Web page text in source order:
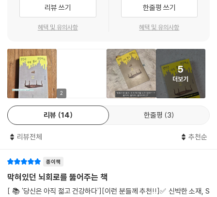
남편은 자세히 설명하는 대신 쓴웃음만 흘렸다. 다음 날 중앙 연구실 문에
‘연구자 외 출입 금지’라는 팻말이 붙었다.
아쉬운 마음이 들었으나 어쩔 수 없다고 여겼다. 나는 고등학교도 못 나온
불편했을 수도 있다. 그러나 출입 금지의 범위는 중앙 연구실로 끝나지 않
았다. 일주일도 채 지나지 않아 남편은, 참 비겁하게도, 함께 출근을 준비하
던 이른 아침에 내게 말했다. 더는 연구소에 올 필요 없다고. 101쪽, 「여름,
우리는 함께 헤엄쳤고」
“나도 내가 제정신 아니라는 거 알아요. 하지만 회사가 괜히 팀장 자리를
줬겠어요? 내 아이디어가 그만큼 좋았단 뜻이에요. 날 인정해 준 거라고
요! 자기는 잘 모르겠지만… 발모제 사업은 시장성이 굉장히 좋거든요.”
‘인섹토 델 펠로’의 뜻이 ‘머리카락 벌레’라는 걸 나는 그때 알게 되었다.
나는 어둑한 강물 속에 몸을 담그며 계속해서 벌레를 상상한다. 한여름의
수초처럼 미지근한 벌레들이 내 몸과 머리카락에 마구 얽힌다. 나는 기생
지 않는다. 사회적 인정을 향한 남편의 집착은 주인공의 희생에 기생하며
점점 커지고, 사회 속에 공고한 벌레에 대한 혐오를 자신의 상품이 이겨낼
수 있다고 과언하기까지 한다. 결국 남편은 실패하고, 주인공에게 자신의
한다. 주인공은 생을 마감해야만 했던 남편의 심리를 이해하고자 노력하
며, 동시에 그를 그리워한다. 남편을 사랑하는 만큼 그가 사랑했던 벌레까
지 사랑스럽게 느끼게 된 주인공은 남편의 흔적을 더듬기 위해 기생충의
고향인 아르헨티나로 향한다. 혐오스럽지 않은 착한 벌레들 사이에서 남편
의 사랑을 느끼기 위해.
「보석의 마음」은 멸망한 행성을 떠나 지구로 이주한 난민 곤충 외계인 자매
와 그들에게 입양된 인간 딸 ‘선아’의 이야기를 다룬다. 감정을 느낄 때마다
야 했다. 언니 외계인은 선아에게 ‘웃어주는 엄마’가 되기 위해 약을 포기하
고 이른 죽음을 맞이하지만, 남겨진 이모 외계인은 선아를 끝까지 보살피
기 위해 감정을 지우는 약을 계속 먹으며 무감 무정한 보호자가 되기를 택
한다. 어린 시절 이모의 무심함에 상처받으며 자란 선아는 성인이 되어서
- 조예은 (소설가)
“다른 종을 착취하면서도 자주 기만에 젖는 인간의 한계를 드러내며 인지
않았다.”
- 강지희 (문학평론가, 「후루룩 쩝쩝 맛있는」 심사평 중에서)
“지구인들이 가축화하는 동물에게 저지르는 짓의 역지사지를 제대로 실감
하게 만든다. 엉뚱한 설정과 황당한 상황도 이 소설 안에서는 자연스럽게
넘어가게 되는데 캐릭터의 생생함, 탄성 좋은 문체의 힘이 크다. 리듬감 넘
치는 문장을 읽는 도중에 모종의 흥이 실리기 때문인지 무리수 가득한 설
정에도 아랑곳하지 않고 계속 읽게 만드는 힘이 있다. 어떤 소재를 쓰더라
- 김성중 (소설가)
“음식의 묘사가 내내 군침을 돌게 했고 기본기가 탄탄하여 즐겁게 몰입했
리뷰 쓰기
혜택 및 유의사항
한줄평 쓰기
혜택 및 유의사항
2
5
더보기
리뷰 14 한줄평 3
리뷰전체 추천순
종이책
막혀있던 뇌회로를 뚫어주는 책
[ 📚 '당신은 아직 젊고 건강하다'][이런 분들께 추천!!]✅️ 신박한 소재, S